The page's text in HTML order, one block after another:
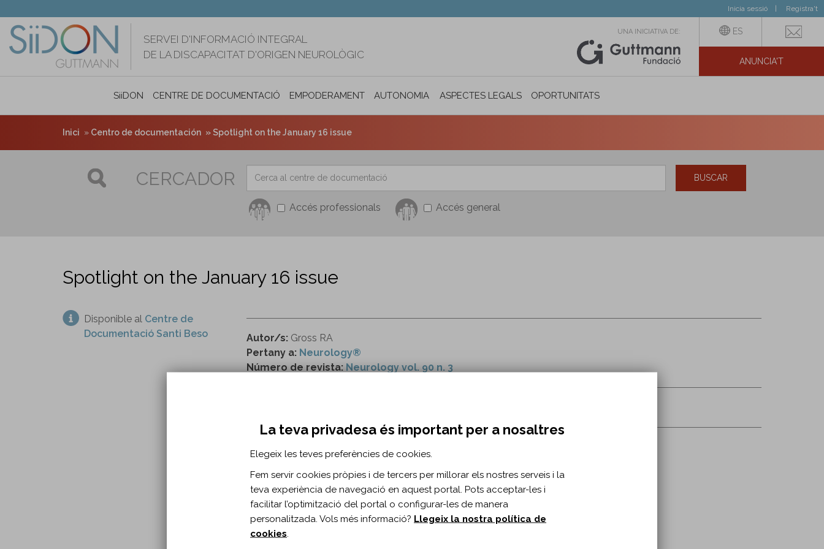
contingut
Inicia sessió Registra't
SERVEI D'INFORMACIÓ INTEGRAL
DE LA DISCAPACITAT D'ORIGEN NEUROLÒGIC
UNA INICIATIVA DE: ES
ANUNCIA'T
SiiDON CENTRE DE DOCUMENTACIÓ EMPODERAMENT AUTONOMIA PERSONAL I INCLUSIÓ SOCIAL
ASPECTES LEGALS OPORTUNITATS
Inici Centro de documentación Spotlight on the January 16 issue
CERCADOR
Accés professionals Accés general
BUSCAR
Spotlight on the January 16 issue
Disponible al Centre de
Documentació Santi Beso
Autor/s: Gross RA
Pertany a: Neurology®
Número de revista: Neurology vol. 90 n. 3
Neurology. 2018;90(3)
Tipus de document:
Comentari
Idioma del document: Anglès
DOI:
10.1212/WNL.0000000000004817
La teva privadesa és important per a nosaltres
Elegeix les teves preferències de cookies.
Fem servir cookies pròpies i de tercers per millorar els nostres serveis i la
teva experiència de navegació en aquest portal. Pots acceptar-les i
facilitar l’optimització del portal o configurar-les de manera
personalitzada. Vols més informació? Llegeix la nostra política de
cookies